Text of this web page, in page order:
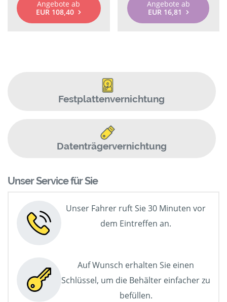
Angebote ab
EUR 108,40
Angebote ab
EUR 16,81
Festplattenvernichtung
Datenträgervernichtung
Unser Service für Sie
Unser Fahrer ruft Sie 30 Minuten vor
dem Eintreffen an.
Auf Wunsch erhalten Sie einen
Schlüssel, um die Behälter einfacher zu
befüllen.